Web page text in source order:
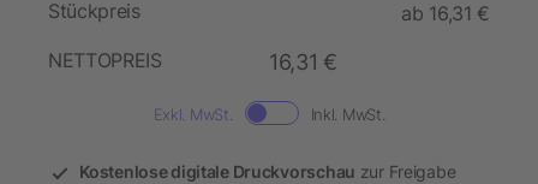
Stückpreis
ab 16,31 €
NETTOPREIS
16,31 €
Exkl. MwSt. Inkl. MwSt.
Kostenlose digitale Druckvorschau zur Freigabe